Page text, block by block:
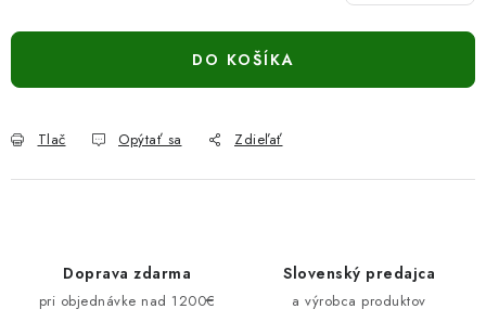
DO KOŠÍKA
Tlač Opýtať sa Zdieľať
Doprava zdarma
pri objednávke nad 1200€
Slovenský predajca
a výrobca produktov